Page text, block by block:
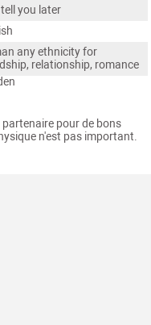
tell you later
any ethnicity for
relationship, romance
partenaire pour de bons
n'est pas important.